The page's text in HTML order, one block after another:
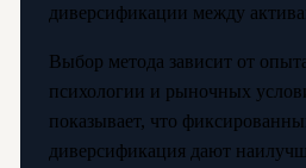
диверсификации между
Выбор метода зависит от
психологии и рыночных
показывает, что
диверсификация дают